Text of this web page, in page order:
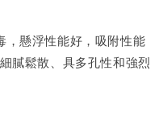
，懸浮性能好，吸附性能
膩鬆散、具多孔性和強烈